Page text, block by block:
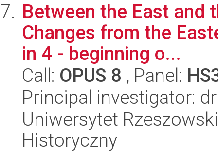
Between the East and
Changes from the
in 4 - beginning o...
Call: OPUS 8 , Panel:
Principal investigator:
Uniwersytet
Historyczny